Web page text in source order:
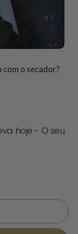
o secador?
hoje - O seu